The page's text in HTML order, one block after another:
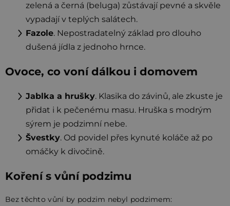
zelená a černá (beluga) zůstávají pevné a skvěle
vypadají v teplých salátech.
Fazole. Nepostradatelný základ pro dlouho
dušená jídla z jednoho hrnce.
Ovoce, co voní dálkou i domovem
Jablka a hrušky. Klasika do závinů, ale zkuste je
přidat i k pečenému masu. Hruška s modrým
sýrem je podzimní nebe.
Švestky. Od povidel přes kynuté koláče až po
omáčky k divočině.
Koření s vůní podzimu
Bez těchto vůní by podzim nebyl podzimem: